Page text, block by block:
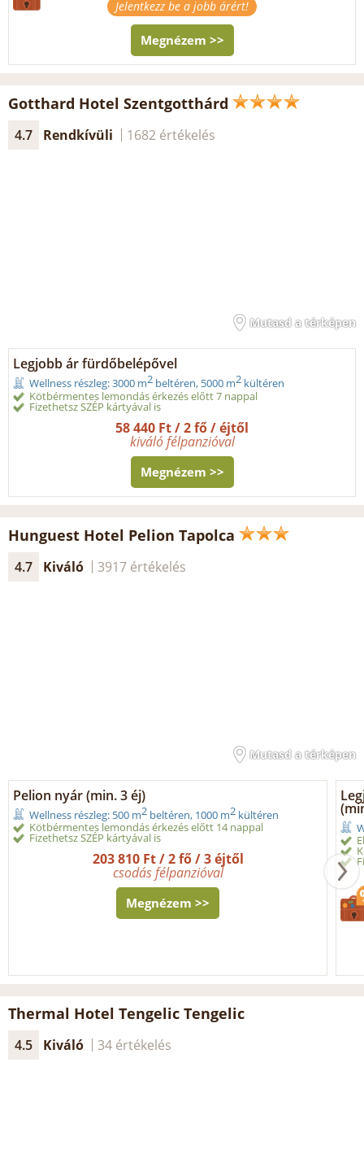
Jelentkezz be a jobb árért!
Megnézem >>
Gotthard Hotel Szentgotthárd
4.7 Rendkívüli 1682 értékelés
Mutasd a térképen
Legjobb ár fürdőbelépővel
Wellness részleg: 3000 m2 beltéren, 5000 m2 kültéren
Kötbérmentes lemondás érkezés előtt 7 nappal
Fizethetsz SZÉP kártyával is
58 440 Ft / 2 fő / éjtől
kiváló félpanzióval
Megnézem >>
Hunguest Hotel Pelion Tapolca
4.7 Kiváló 3917 értékelés
Mutasd a térképen
Pelion nyár (min. 3 éj)
Wellness részleg: 500 m2 beltéren, 1000 m2 kültéren
Kötbérmentes lemondás érkezés előtt 14 nappal
Fizethetsz SZÉP kártyával is
203 810 Ft / 2 fő / 3 éjtől
csodás félpanzióval
Megnézem >>
Thermal Hotel Tengelic Tengelic
4.5 Kiváló 34 értékelés